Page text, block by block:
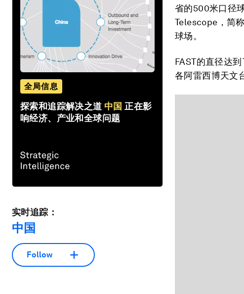
全局信息
探索和追踪解决之道 中国 正在影
响经济、产业和全球问题
实时追踪：
中国
Follow
省的500米口径
Telescope，简
球场。
FAST的直径达
各阿雷西博天文